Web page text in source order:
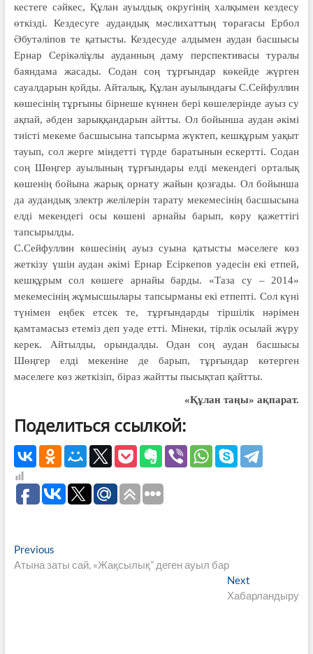
кестеге сәйкес, Құлан ауылдық округінің халқымен кездесу
өткізді. Кездесуге аудандық мәслихаттың төрағасы Ербол
Әбутәліпов те қатысты. Кездесуде алдымен аудан басшысы
Ернар Серікәліұлы ауданның даму перспективасы туралы
баяндама жасады. Содан соң тұрғындар көкейде жүрген
сауалдарын қойды. Айталық, Құлан ауылындағы С.Сейфуллин
көшесінің тұрғыны бірнеше күннен бері көшелерінде ауыз су
ақпай, әбден зарыққандарын айтты. Ол бойынша аудан әкімі
тиісті мекеме басшысына тапсырма жүктеп, кешқұрым уақыт
тауып, сол жерге міндетті түрде баратынын ескертті. Содан
соң Шөңгер ауылының тұрғындары елді мекендегі орталық
көшенің бойына жарық орнату жайын қозғады. Ол бойынша
да аудандық электр желілерін тарату мекемесінің басшысына
елді мекендегі осы көшені арнайы барып, көру қажеттігі
тапсырылды.
С.Сейфуллин көшесінің ауыз суына қатысты мәселеге көз
жеткізу үшін аудан әкімі Ернар Есіркепов уәдесін екі етпей,
кешқұрым сол көшеге арнайы барды. «Таза су – 2014»
мекемесінің жұмысшылары тапсырманы екі етпепті. Сол күні
түнімен еңбек етсек те, тұрғындарды тіршілік нәрімен
қамтамасыз етеміз деп уәде етті. Мінеки, тірлік осылай жүру
керек. Айтылды, орындалды. Одан соң аудан басшысы
Шөңгер елді мекеніне де барып, тұрғындар көтерген
мәселеге көз жеткізіп, біраз жайтты пысықтап қайтты.
«Құлан таңы» ақпарат.
Поделиться ссылкой:
Навигация
по
PreviousPrevious
post:
Атына заты сай, «Жақсылық” деген ауыл бар
Next
post:
Хабарландыру